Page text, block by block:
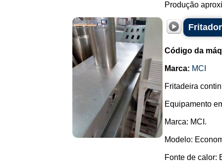
Produção
Código da
Marca: MCI
Fritadeira
Equipamento
Marca: MCI.
Modelo:
Fonte de calor: